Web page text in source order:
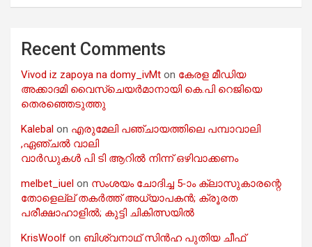
Recent Comments
Vivod iz zapoya na domy_ivMt on കേരള മീഡിയ
അക്കാദമി വൈസ്ചെയർമാനായി കെ.പി റെജിയെ
തെരഞ്ഞെടുത്തു
Kalebal on എരുമേലി പഞ്ചായത്തിലെ പമ്പാവാലി
,ഏഞ്ചൽ വാലി
വാർഡുകൾ പി ടി ആറിൽ നിന്ന് ഒഴിവാക്കണം
melbet_iuel on സംശയം ചോദിച്ച 5-ാം ക്ലാസുകാരന്റെ
തോളെല്ല് തകർത്ത് അധ്യാപകൻ; ക്രൂരത
പരീക്ഷാഹാളിൽ; കുട്ടി ചികിത്സയിൽ
KrisWoolf on ബിശ്വനാഥ് സിൻഹ പുതിയ ചീഫ്